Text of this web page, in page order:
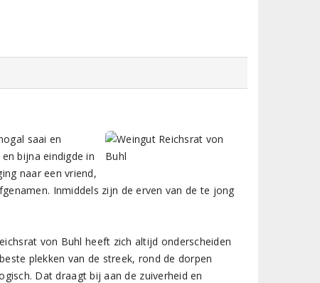
saai en
bijna eindigde in
naar een vriend,
Inmiddels zijn de erven van de te jong
von Buhl heeft zich altijd onderscheiden
plekken van de streek, rond de dorpen
Dat draagt bij aan de zuiverheid en